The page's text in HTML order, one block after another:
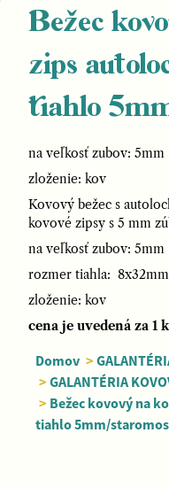
Bežec
zips
tiahlo
na veľkosť zubov: 5mm
zloženie: kov
Kovový bežec s
kovové zipsy s 5 mm
na veľkosť zubov: 5mm
rozmer tiahla: 8x32mm
zloženie: kov
cena je uvedená za 1
Domov >
> GALANTÉRIA
> Bežec kovový na
tiahlo 5mm/